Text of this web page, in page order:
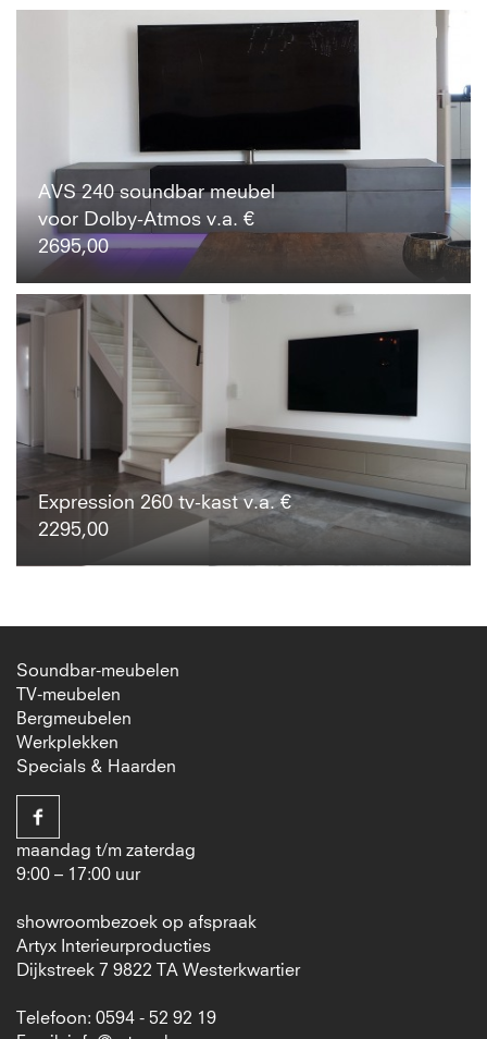
AVS 240 soundbar meubel
voor Dolby-Atmos v.a. €
2695,00
Expression 260 tv-kast v.a. €
2295,00
Soundbar-meubelen
TV-meubelen
Bergmeubelen
Werkplekken
Specials & Haarden
maandag t/m zaterdag
9:00 – 17:00 uur
showroombezoek op afspraak
Artyx Interieurproducties
Dijkstreek 7 9822 TA Westerkwartier
Telefoon: 0594 - 52 92 19